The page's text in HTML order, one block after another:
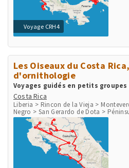
Voyage CRH4
Les Oiseaux du Costa
d'ornithologie
Voyages guidés en petits groupes
Costa Rica
Liberia > Rincon de la Vieja >
Negro > San Gerardo de Dota >
Corcovado > Parc National Marino
Punta Leona > Rio Tarcoles & Carara